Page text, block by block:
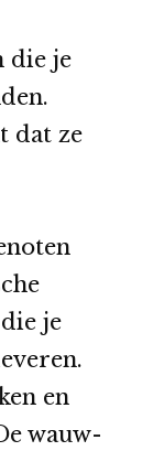
die je
dat ze
je
en
wauw-